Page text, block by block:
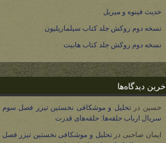
حدیث فینوه و میریل
نسخه دوم روکش جلد کتاب سیلماریلیون
نسخه دوم روکش جلد کتاب هابیت
آخرین دیدگاه‌ها
حسین درتحلیل و موشکافی نخستین تیزر فصل سوم
سریال ارباب حلقه‌ها: حلقه‌های قدرت
ایمان صاحبی درتحلیل و موشکافی نخستین تیزر فصل